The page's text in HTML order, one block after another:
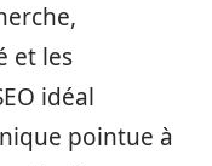
et les
idéal
pointue à